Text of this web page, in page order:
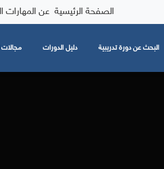
الصفحة الرئيسية عن المهارات
البحث عن دورة تدريبية دليل الدورات مجالات